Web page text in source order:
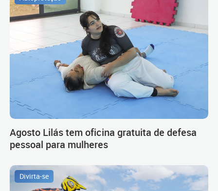
Agosto Lilás tem oficina gratuita de defesa
pessoal para mulheres
Divirta-se